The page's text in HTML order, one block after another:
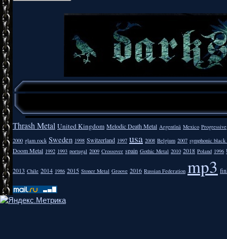
Thrash Metal United Kingdom Melodic Death Metal Argentīnā Mexico Progressive
2000 glam rock Sweden 1998 Switzerland 1997 usa 2008 Belgium 2007 symphonic
Doom Metal 1992 1993 portugal 2009 Crossover spain Gothic Metal 2010 2018 Poland 1996
2013 Chile 2014 1986 2015 Stoner Metal Groove 2016 Russian Federation mp3